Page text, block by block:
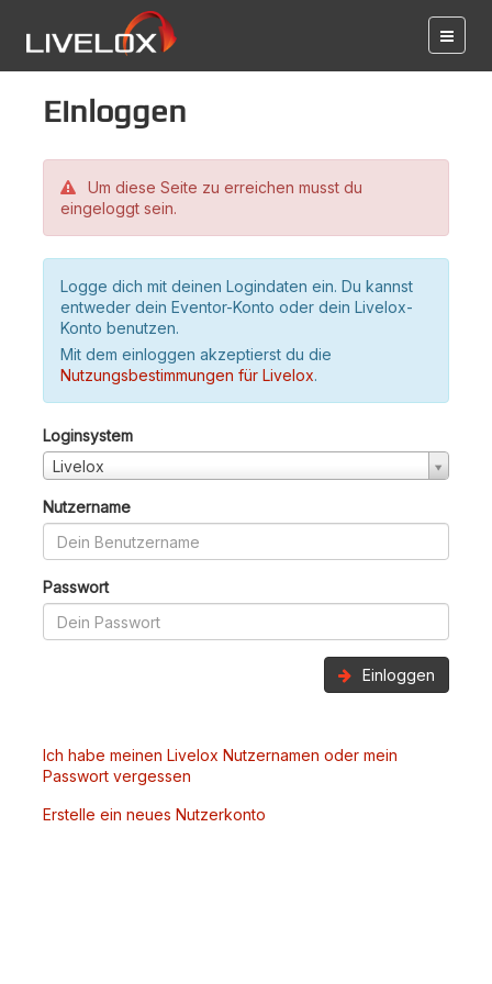
Einloggen
Um diese Seite zu erreichen musst du
eingeloggt sein.
Logge dich mit deinen Logindaten ein. Du kannst
entweder dein Eventor-Konto oder dein Livelox-
Konto benutzen.
Mit dem einloggen akzeptierst du die
Nutzungsbestimmungen für Livelox.
Loginsystem
Livelox
Nutzername
Passwort
Einloggen
Ich habe meinen Livelox Nutzernamen oder mein
Passwort vergessen
Erstelle ein neues Nutzerkonto